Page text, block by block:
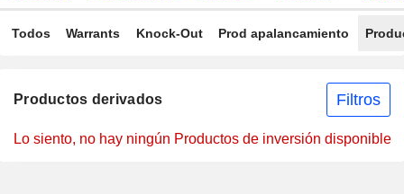
Todos Warrants Knock-Out Prod apalancamiento
Productos derivados Filtros
Lo siento, no hay ningún Productos de inversión disponible